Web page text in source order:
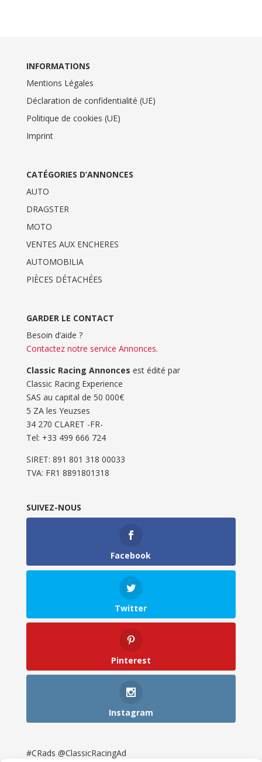
INFORMATIONS
Mentions Légales
Déclaration de confidentialité (UE)
Politique de cookies (UE)
Imprint
CATÉGORIES D’ANNONCES
AUTO
DRAGSTER
MOTO
VENTES AUX ENCHERES
AUTOMOBILIA
PIÈCES DÉTACHÉES
GARDER LE CONTACT
Besoin d’aide ?
Contactez notre service Annonces.
Classic Racing Annonces est édité par
Classic Racing Experience
SAS au capital de 50 000€
5 ZA les Yeuzses
34 270 CLARET -FR-
Tel: ‭+33 499 666 724‬
SIRET: 891 801 318 00033
TVA: FR1 8891801318
SUIVEZ-NOUS
Facebook
Twitter
Pinterest
Instagram
#CRads @ClassicRacingAd